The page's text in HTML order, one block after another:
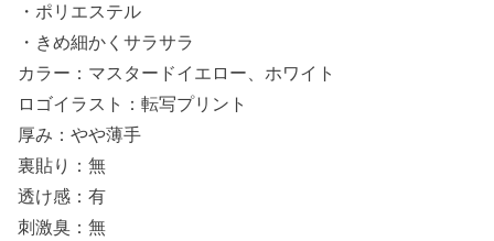
・ポリエステル
・きめ細かくサラサラ
カラー：マスタードイエロー、ホワイト
ロゴイラスト：転写プリント
厚み：やや薄手
裏貼り：無
透け感：有
刺激臭：無